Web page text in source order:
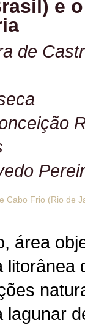
e
de
Cabo Frio (Rio de
área
lagunar